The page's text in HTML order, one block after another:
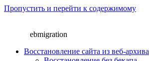
Пропустить и перейти к содержимому
ebmigration
Восстановление сайта из веб-архива